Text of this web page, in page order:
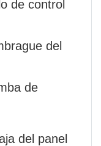
de control
del
de
del panel